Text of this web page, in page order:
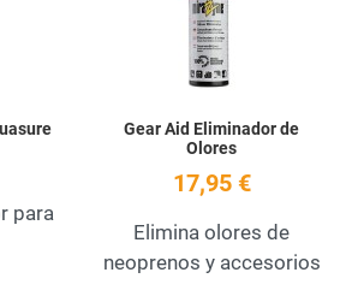
para
Gear Aid Eliminador de
Olores
17,95 €
Elimina olores de
neoprenos y accesorios